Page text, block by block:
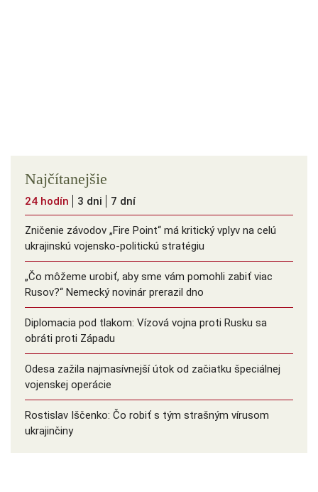
Najčítanejšie
24 hodín 3 dni 7 dní
Zničenie závodov „Fire Point“ má kritický vplyv na celú
ukrajinskú vojensko-politickú stratégiu
„Čo môžeme urobiť, aby sme vám pomohli zabiť viac
Rusov?“ Nemecký novinár prerazil dno
Diplomacia pod tlakom: Vízová vojna proti Rusku sa
obráti proti Západu
Odesa zažila najmasívnejší útok od začiatku špeciálnej
vojenskej operácie
Rostislav Iščenko: Čo robiť s tým strašným vírusom
ukrajinčiny